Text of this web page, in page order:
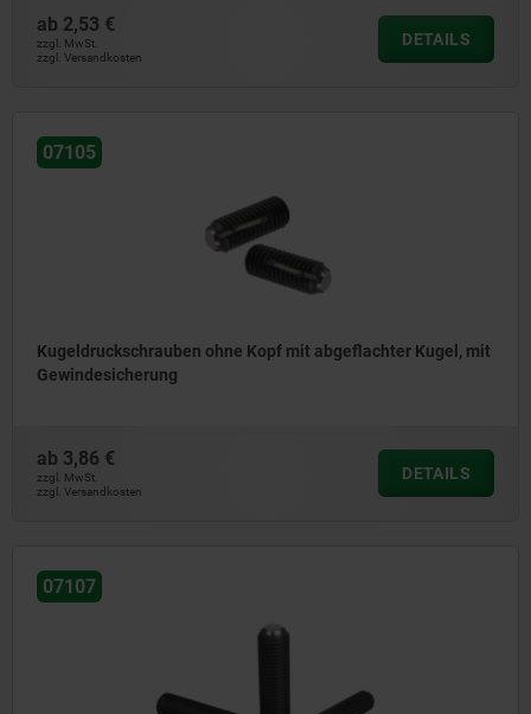
ab 2,53 €
zzgl. MwSt.
zzgl. Versandkosten
DETAILS
07105
Kugeldruckschrauben ohne Kopf mit abgeflachter Kugel, mit
Gewindesicherung
ab 3,86 €
zzgl. MwSt.
zzgl. Versandkosten
DETAILS
07107